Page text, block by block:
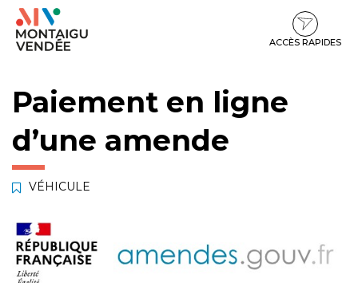
Gestion des traceurs
Aller
Aller
contenu
Aller
pied
ACCÈS RAPIDES
Paiement en ligne
d’une amende
VÉHICULE